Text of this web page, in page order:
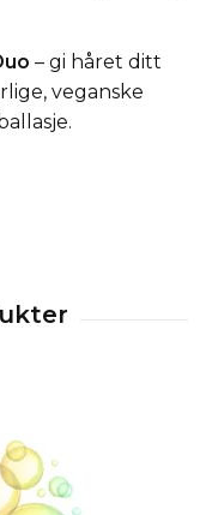
– gi håret ditt
veganske